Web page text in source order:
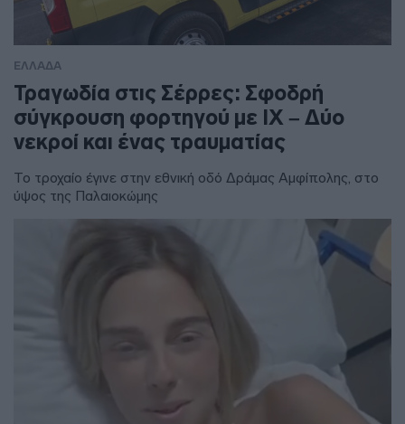
ΕΛΛΑΔΑ
Τραγωδία στις Σέρρες: Σφοδρή
σύγκρουση φορτηγού με ΙΧ – Δύο
νεκροί και ένας τραυματίας
Το τροχαίο έγινε στην εθνική οδό Δράμας Αμφίπολης, στο
ύψος της Παλαιοκώμης